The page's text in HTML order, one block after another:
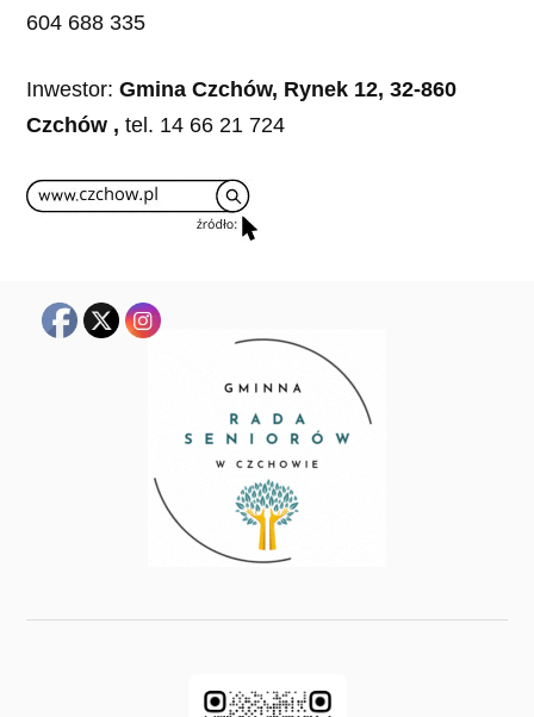
604 688 335
Inwestor:Gmina Czchów, Rynek 12, 32-860
Czchów ,tel. 14 66 21 724